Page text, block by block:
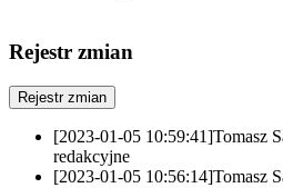
Rejestr zmian
Rejestr zmian
[2023-01-05 10:59:41]Tomasz
redakcyjne
[2023-01-05 10:56:14]Tomasz